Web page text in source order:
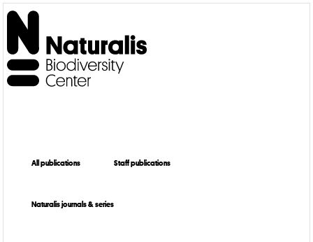
All publications Staff publications
Naturalis journals & series